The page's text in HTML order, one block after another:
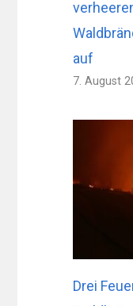
auf
7. August
Drei